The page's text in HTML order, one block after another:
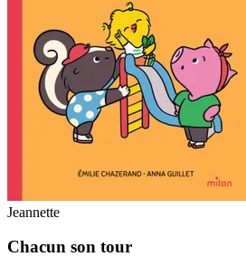
Jeannette
Chacun son tour